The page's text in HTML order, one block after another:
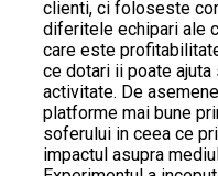
clienti, ci foloseste
diferitele echipari ale
care este
ce dotari ii poate
activitate. De
platforme mai bune
soferului in ceea ce
impactul asupra